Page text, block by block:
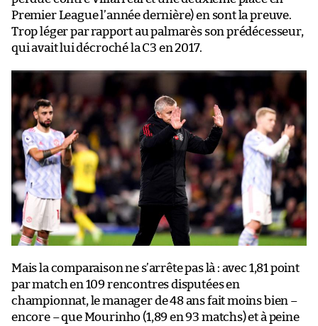
Premier League l’année dernière) en sont la preuve.
Trop léger par rapport au palmarès son prédécesseur,
qui avait lui décroché la C3 en 2017.
Mais la comparaison ne s’arrête pas là : avec 1,81 point
par match en 109 rencontres disputées en
championnat, le manager de 48 ans fait moins bien –
encore – que Mourinho (1,89 en 93 matchs) et à peine